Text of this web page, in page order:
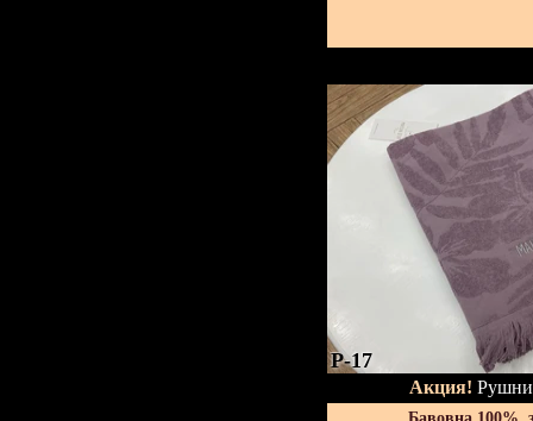
P-17
Акция!